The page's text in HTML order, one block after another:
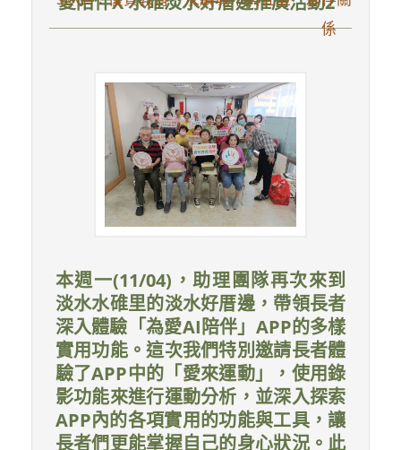
係
本週一(11/04)，助理團隊再次來到
淡水水碓里的淡水好厝邊，帶領長者
深入體驗「為愛AI陪伴」APP的多樣
實用功能。這次我們特別邀請長者體
驗了APP中的「愛來運動」，使用錄
影功能來進行運動分析，並深入探索
APP內的各項實用的功能與工具，讓
長者們更能掌握自己的身心狀況。此